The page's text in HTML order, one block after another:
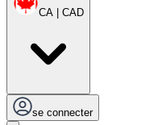
CA | CAD
se connecter